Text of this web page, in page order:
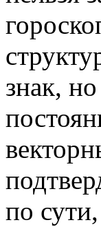
знак,
по